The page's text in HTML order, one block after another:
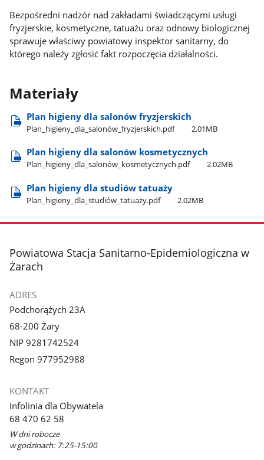
Bezpośredni nadzór nad zakładami świadczącymi usługi
fryzjerskie, kosmetyczne, tatuażu oraz odnowy biologicznej
sprawuje właściwy powiatowy inspektor sanitarny, do
którego należy zgłosić fakt rozpoczęcia działalności.
Materiały
Plan higieny dla salonów fryzjerskich
Plan​_higieny​_dla​_salonów​_fryzjerskich.pdf 2.01MB
Plan higieny dla salonów kosmetycznych
Plan​_higieny​_dla​_salonów​_kosmetycznych.pdf 2.02MB
Plan higieny dla studiów tatuaży
Plan​_higieny​_dla​_studiów​_tatuaży.pdf 2.02MB
stopka
Powiatowa Stacja Sanitarno-Epidemiologiczna w
Żarach
ADRES
Podchorążych 23A
68-200 Żary
NIP 9281742524
Regon 977952988
KONTAKT
Infolinia dla Obywatela
68 470 62 58
W dni robocze
w godzinach: 7:25-15:00